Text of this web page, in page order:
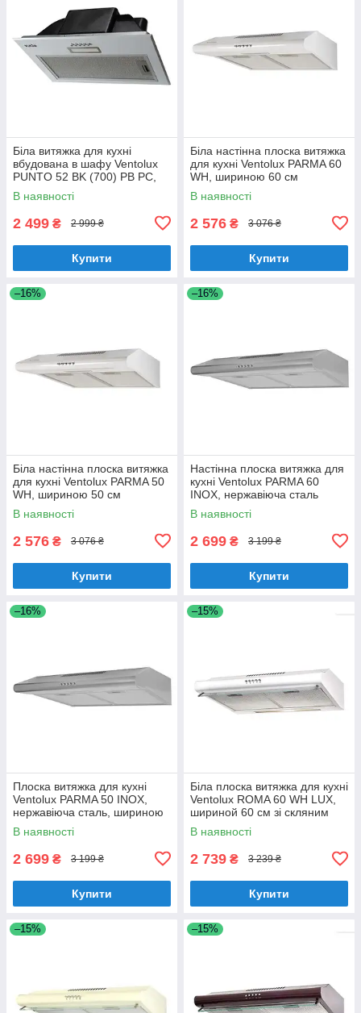
Біла витяжка для кухні
вбудована в шафу Ventolux
PUNTO 52 BK (700) PB PC,
шириною 52 см
В наявності
2 499 ₴ 2 999 ₴
Купити
Біла настінна плоска витяжка
для кухні Ventolux PARMA 60
WH, шириною 60 см
В наявності
2 576 ₴ 3 076 ₴
Купити
–16%
Біла настінна плоска витяжка
для кухні Ventolux PARMA 50
WH, шириною 50 см
В наявності
2 576 ₴ 3 076 ₴
Купити
–16%
Настінна плоска витяжка для
кухні Ventolux PARMA 60
INOX, нержавіюча сталь
шириною 60 см
В наявності
2 699 ₴ 3 199 ₴
Купити
–16%
Плоска витяжка для кухні
Ventolux PARMA 50 INOX,
нержавіюча сталь, шириною
50 см, під навісну шафу
В наявності
2 699 ₴ 3 199 ₴
Купити
–15%
Біла плоска витяжка для кухні
Ventolux ROMA 60 WH LUX,
шириной 60 см зі скляним
козирком
В наявності
2 739 ₴ 3 239 ₴
Купити
–15% –15%